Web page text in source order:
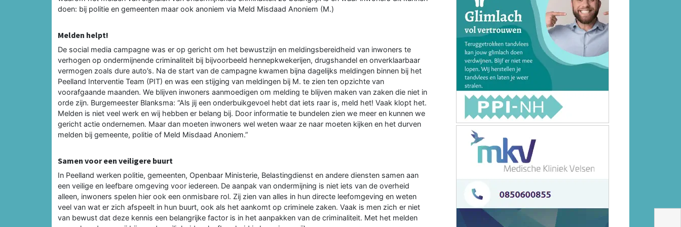
doen: bij politie en gemeenten maar ook anoniem via Meld Misdaad Anoniem (M.)
Melden helpt!
De social media campagne was er op gericht om het bewustzijn en meldingsbereidheid van inwoners te
verhogen op ondermijnende criminaliteit bij bijvoorbeeld hennepkwekerijen, drugshandel en onverklaarbaar
vermogen zoals dure auto’s. Na de start van de campagne kwamen bijna dagelijks meldingen binnen bij het
Peelland Interventie Team (PIT) en was een stijging van meldingen bij M. te zien ten opzichte van
voorafgaande maanden. We blijven inwoners aanmoedigen om melding te blijven maken van zaken die niet in
orde zijn. Burgemeester Blanksma: “Als jij een onderbuikgevoel hebt dat iets raar is, meld het! Vaak klopt het.
Melden is niet veel werk en wij hebben er belang bij. Door informatie te bundelen zien we meer en kunnen we
gericht actie ondernemen. Maar dan moeten inwoners wel weten waar ze naar moeten kijken en het durven
melden bij gemeente, politie of Meld Misdaad Anoniem.”
Samen voor een veiligere buurt
In Peelland werken politie, gemeenten, Openbaar Ministerie, Belastingdienst en andere diensten samen aan
een veilige en leefbare omgeving voor iedereen. De aanpak van ondermijning is niet iets van de overheid
alleen, inwoners spelen hier ook een onmisbare rol. Zij zien van alles in hun directe leefomgeving en weten
veel van wat er zich afspeelt in hun buurt, ook als het aankomt op criminele zaken. Vaak is men zich er niet
van bewust dat deze kennis een belangrijke factor is in het aanpakken van de criminaliteit. Met het melden